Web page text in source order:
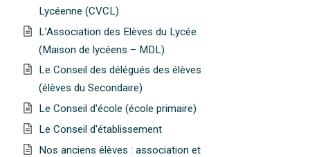
Lycéenne (CVCL)
L’Association des Elèves du Lycée
(Maison de lycéens – MDL)
Le Conseil des délégués des élèves
(élèves du Secondaire)
Le Conseil d'école (école primaire)
Le Conseil d'établissement
Nos anciens élèves : association et